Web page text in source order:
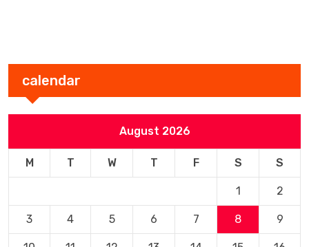
calendar
August 2026
M T W T F S S
1 2
3 4 5 6 7 8 9